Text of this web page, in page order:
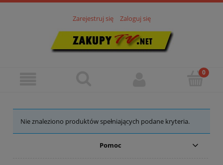
Zarejestruj się Zaloguj się
Nie znaleziono produktów spełniających podane kryteria.
Pomoc